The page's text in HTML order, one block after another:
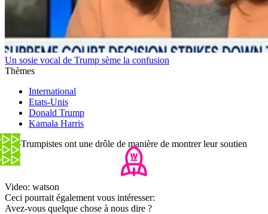
Un sosie vocal de Trump sème la confusion
Thèmes
International
Etats-Unis
Donald Trump
Kamala Harris
Les Trumpistes ont une drôle de manière de montrer leur soutien
Video: watson
Ceci pourrait également vous intéresser:
Avez-vous quelque chose à nous dire ?